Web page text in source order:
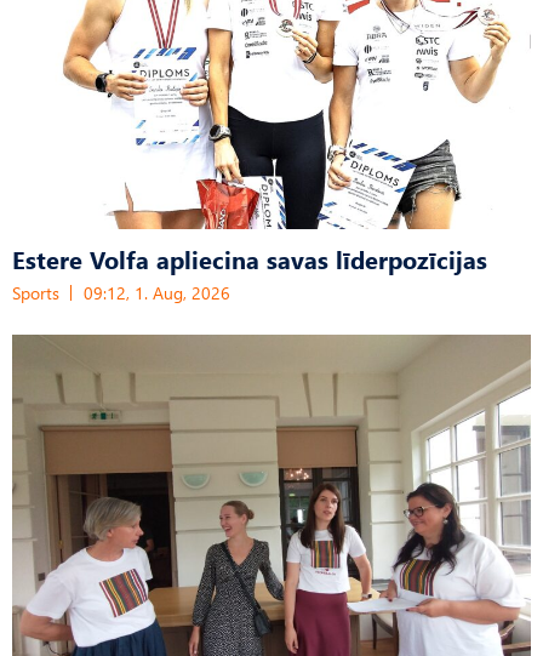
Estere Volfa apliecina savas līderpozīcijas
Sports 09:12, 1. Aug, 2026